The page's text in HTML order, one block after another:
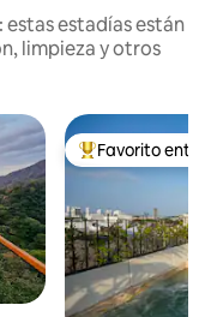
estas estadías están
limpieza y otros
Favorito entre
Favorito entre